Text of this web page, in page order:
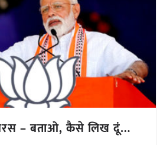
– बताओ, कैसे लिख दूं…